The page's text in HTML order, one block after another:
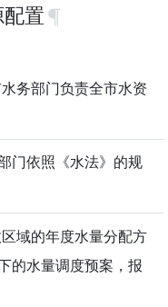
置
务部门负责全市水资
门依照《水法》的规
域的年度水量分配方
的水量调度预案，报